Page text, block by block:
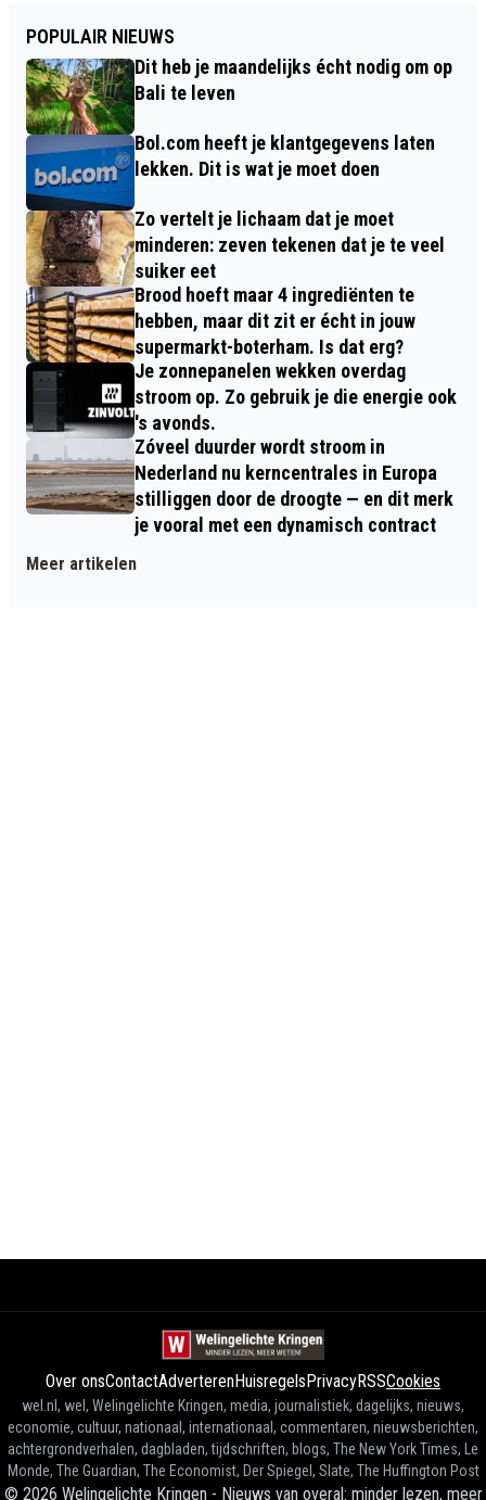
POPULAIR NIEUWS
Dit heb je maandelijks écht nodig om op
Bali te leven
Bol.com heeft je klantgegevens laten
lekken. Dit is wat je moet doen
Zo vertelt je lichaam dat je moet
minderen: zeven tekenen dat je te veel
suiker eet
Brood hoeft maar 4 ingrediënten te
hebben, maar dit zit er écht in jouw
supermarkt-boterham. Is dat erg?
Je zonnepanelen wekken overdag
stroom op. Zo gebruik je die energie ook
's avonds.
Zóveel duurder wordt stroom in
Nederland nu kerncentrales in Europa
stilliggen door de droogte — en dit merk
je vooral met een dynamisch contract
Meer artikelen
Over onsContactAdverterenHuisregels PrivacyRSSCookies
wel.nl, wel, Welingelichte Kringen, media, journalistiek, dagelijks, nieuws,
economie, cultuur, nationaal, internationaal, commentaren, nieuwsberichten,
achtergrondverhalen, dagbladen, tijdschriften, blogs, The New York Times, Le
Monde, The Guardian, The Economist, Der Spiegel, Slate, The Huffington Post
© 2026 Welingelichte Kringen - Nieuws van overal: minder lezen, meer